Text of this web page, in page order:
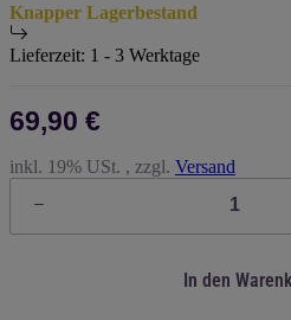
Knapper Lagerbestand
Lieferzeit: 1 - 3 Werktage
69,90 €
inkl. 19% USt. , zzgl. Versand
In den